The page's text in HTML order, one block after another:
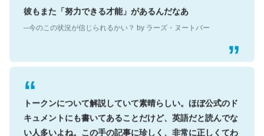
彼もまた「努力できる才能」があるんだなあ
─今のこの状況が信じられるかい？ by ラーズ・ヌートバー
トークンについて解説していて素晴らしい。ほぼ公式のド
キュメントにも書いてあることだけど、英語だと読んでな
い人多いよね。この手の記事に珍しく、非常に正しくてわ